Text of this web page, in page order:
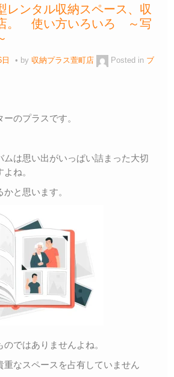
n
レンタル収納スペース、収
。 使い方いろいろ ～写
by 収納プラス萱町店 Posted in ブ
のプラスです。
ムは思い出がいっぱい詰まった大切
ね。
と思います。
ではありませんよね。
重なスペースを占有していません